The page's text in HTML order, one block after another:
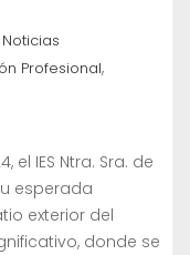
Noticias
Profesional,
el IES Ntra. Sra. de
esperada
exterior del
donde se